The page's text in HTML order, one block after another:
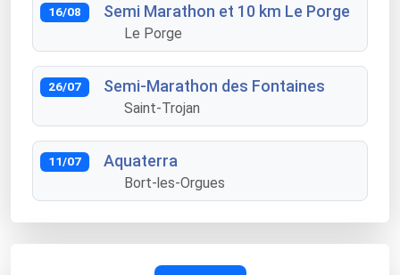
16/08 Semi Marathon et 10 km Le Porge
Le Porge
26/07 Semi-Marathon des Fontaines
Saint-Trojan
11/07 Aquaterra
Bort-les-Orgues